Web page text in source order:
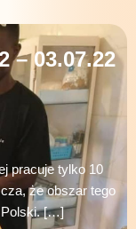
– 03.07.22
pracuje tylko 10
że obszar tego
Polski. […]